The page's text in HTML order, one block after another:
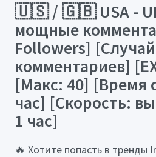
🇺🇸 / 🇬🇧 USA -
мощные
Followers]
комментариев]
[Макс: 40] [Время
час] [Скорость:
1 час]
🔥 Хотите попасть в тренды